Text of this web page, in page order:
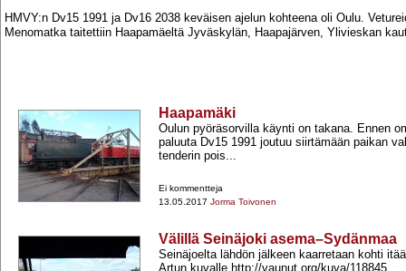
HMVY:n Dv15 1991 ja Dv16 2038 keväisen ajelun kohteena oli Oulu.
Menomatka taitettiin Haapamäeltä Jyväskylän, Haapajärven, Ylivieskan
Haapamäki
Oulun pyöräsorvilla käynti on takana. Ennen
paluuta Dv15 1991 joutuu siirtämään paikan
tenderin pois...
Ei kommentteja
13.05.2017 Jorma Toivonen
Välillä Seinäjoki asema–Sydänmaa
Seinäjoelta lähdön jälkeen kaarretaan kohti
Artun kuvalle http://vaunut.org/kuva/118845 .